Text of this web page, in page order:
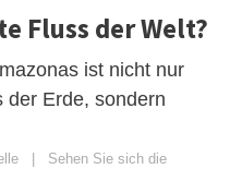
Fluss der Welt?
ist nicht nur
der Erde, sondern
| Sehen Sie sich die